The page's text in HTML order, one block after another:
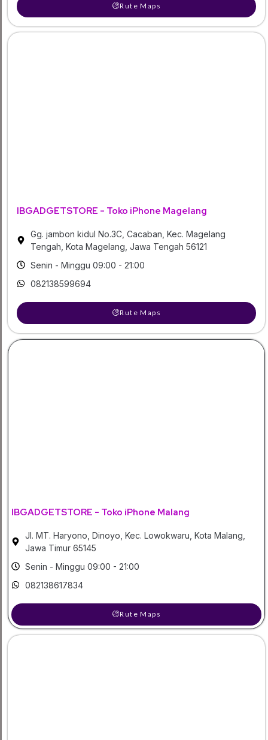
Rute Maps
IBGADGETSTORE - Toko iPhone Magelang
Gg. jambon kidul No.3C, Cacaban, Kec. Magelang
Tengah, Kota Magelang, Jawa Tengah 56121
Senin - Minggu 09:00 - 21:00
082138599694
Rute Maps
IBGADGETSTORE - Toko iPhone Malang
Jl. MT. Haryono, Dinoyo, Kec. Lowokwaru, Kota Malang,
Jawa Timur 65145
Senin - Minggu 09:00 - 21:00
082138617834
Rute Maps